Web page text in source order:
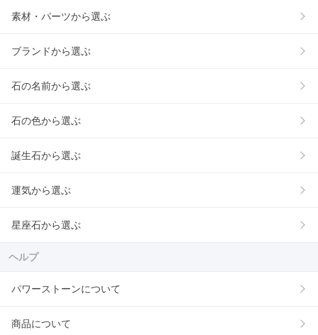
素材・パーツから選ぶ
ブランドから選ぶ
石の名前から選ぶ
石の色から選ぶ
誕生石から選ぶ
運気から選ぶ
星座石から選ぶ
ヘルプ
パワーストーンについて
商品について